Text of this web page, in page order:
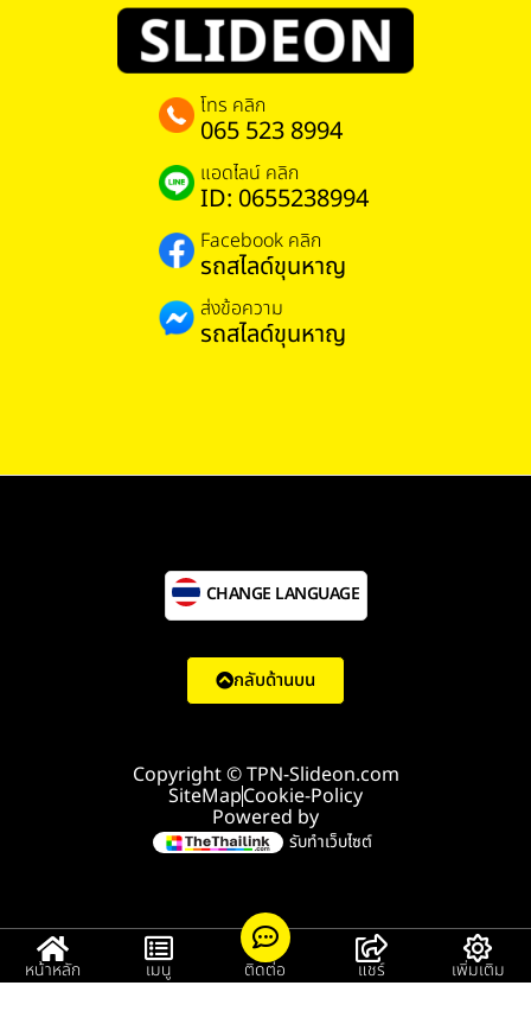
โทร คลิก
065 523 8994
แอดไลน์ คลิก
ID: 0655238994
Facebook คลิก
รถสไลด์ขุนหาญ
ส่งข้อความ
รถสไลด์ขุนหาญ
Copyright © TPN-Slideon.com
SiteMapCookie-Policy
Powered by
รับทำเว็บไซต์
CHANGE LANGUAGE
กลับด้านบน
หน้าหลัก เมนู ติดต่อ แชร์ เพิ่มเติม